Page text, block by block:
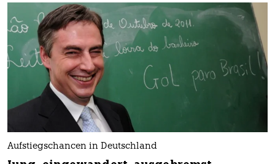
Aufstiegschancen in Deutschland